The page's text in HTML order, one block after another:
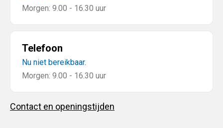
Morgen: 9.00 - 16.30 uur
Telefoon
Nu niet bereikbaar.
Morgen: 9.00 - 16.30 uur
Contact en openingstijden